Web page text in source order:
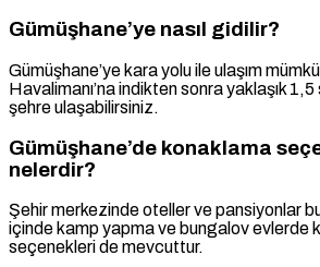
Gümüşhane’ye nasıl gidilir?
Gümüşhane’ye kara yolu ile ulaşım
Havalimanı’na indikten sonra yaklaşık
şehre ulaşabilirsiniz.
Gümüşhane’de konaklama
nelerdir?
Şehir merkezinde oteller ve pansiyonlar
içinde kamp yapma ve bungalov evlerde
seçenekleri de mevcuttur.